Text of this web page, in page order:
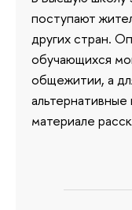
поступают
других стран.
обучающихся
общежитии, а
материале